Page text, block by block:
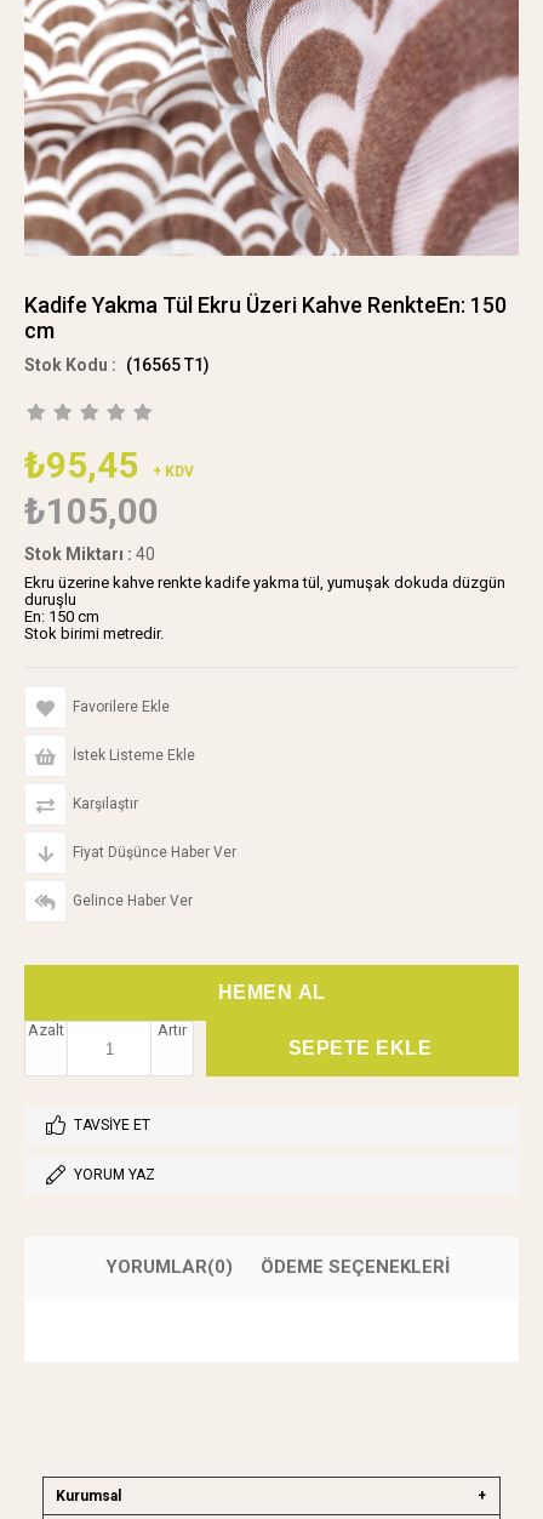
Kadife Yakma Tül Ekru Üzeri Kahve RenkteEn: 150
cm
(16565 T1)
₺95,45 + KDV
₺105,00
Stok Miktarı : 40
Ekru üzerine kahve renkte kadife yakma tül, yumuşak dokuda düzgün
duruşlu
En: 150 cm
Stok birimi metredir.
Favorilere Ekle
İstek Listeme Ekle
Karşılaştır
Fiyat Düşünce Haber Ver
Gelince Haber Ver
Artır
Azalt
TAVSIYE ET
YORUM YAZ
YORUMLAR(0) ÖDEME SEÇENEKLERI
Kurumsal